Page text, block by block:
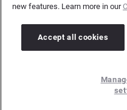
new features. Learn more in our
Accept all cookies